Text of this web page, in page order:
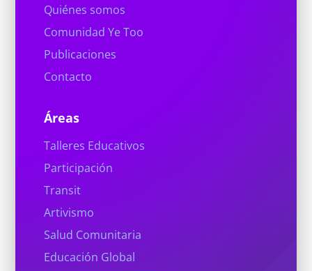
Quiénes somos
Comunidad Ye Too
Publicaciones
Contacto
Áreas
Talleres Educativos
Participación
Transit
Artivismo
Salud Comunitaria
Educación Global